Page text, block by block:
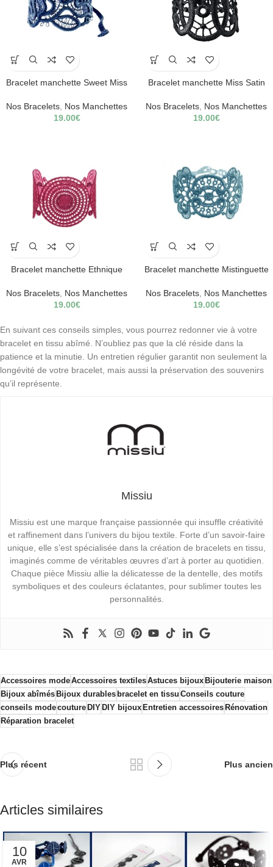
Bracelet manchette Sweet Miss
Nos Bracelets Nos Manchettes
19.00€
Bracelet manchette Miss Satin
Nos Bracelets Nos Manchettes
19.00€
Bracelet manchette Ethnique
Nos Bracelets Nos Manchettes
19.00€
Bracelet manchette Mistinguette
Nos Bracelets Nos Manchettes
19.00€
En suivant ces conseils simples, vous pourrez redonner vie à votre
bracelet en tissu abîmé. N’oubliez pas que la clé réside dans la
patience et la minutie. Un entretien régulier garantit non seulement la
longévité de votre bracelet, mais aussi la préservation des souvenirs
qu’il représente.
Missiu
Missiu est une marque française passionnée qui insuffle créativité
et raffinement dans l’univers du bijou textile. Forte d’un savoir-faire
unique, elle s’est spécialisée dans la création de bracelets en tissu,
imaginés comme de véritables œuvres d’art à porter au quotidien.
Chaque pièce Missiu allie la délicatesse de la dentelle, des motifs
symboliques et des couleurs éclatantes, pour sublimer toutes les
personnalités.
Accessoires modeAccessoires textilesAstuces bijouxBijouterie maison
Bijoux abîmésBijoux durablesbracelet en tissu Conseils couture
conseils modecoutureDIY DIY bijouxEntretien accessoiresRénovation
Réparation bracelet
Plus récent Plus ancien
Articles similaires
10
AVR